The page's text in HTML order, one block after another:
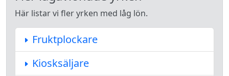
Här listar vi fler yrken med låg lön.
Fruktplockare
Kiosksäljare